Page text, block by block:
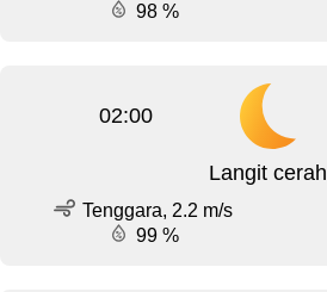
98 %
02:00
Langit cerah
Tenggara, 2.2 m/s
99 %